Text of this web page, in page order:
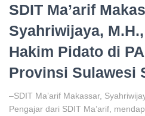
SDIT Ma’arif
Syahriwijaya,
Hakim Pidato di
Provinsi Sulawesi
–SDIT Ma’arif Makassar,
Pengajar dari SDIT Ma’arif,